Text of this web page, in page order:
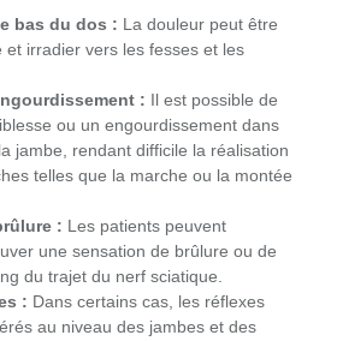
bas du dos : La douleur peut être
et irradier vers les fesses et les
: Il est possible de
ou un engourdissement dans
jambe, rendant difficile la réalisation
telles que la marche ou la montée
: Les patients peuvent
une sensation de brûlure ou de
du trajet du nerf sciatique.
: Dans certains cas, les réflexes
au niveau des jambes et des